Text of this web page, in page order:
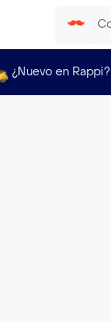
¿Nuevo en Rappi?